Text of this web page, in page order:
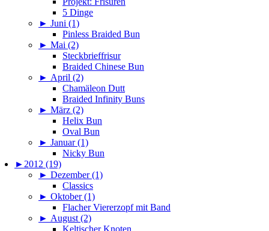
5 Dinge
► Juni (1)
Pinless Braided Bun
► Mai (2)
Steckbrieffrisur
Braided Chinese Bun
► April (2)
Chamäleon Dutt
Braided Infinity Buns
► März (2)
Helix Bun
Oval Bun
► Januar (1)
Nicky Bun
► 2012 (19)
► Dezember (1)
Classics
► Oktober (1)
Flacher Viererzopf mit Band
► August (2)